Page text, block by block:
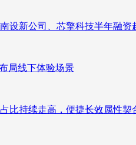
设新公司、芯擎科技半年融资
局线下体验场景
比持续走高，便捷长效属性契